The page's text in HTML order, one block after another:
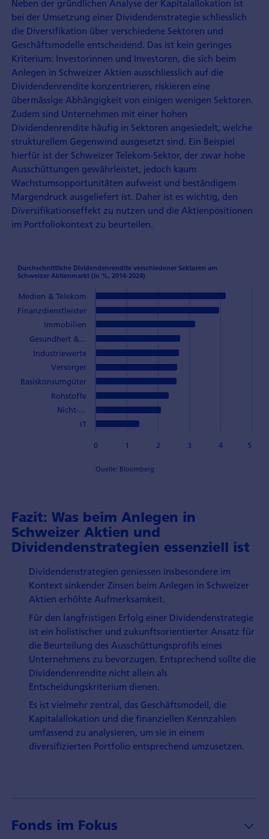
Neben der gründlichen Analyse der Kapitalallokation ist
bei der Umsetzung einer Dividendenstrategie schliesslich
die Diversifikation über verschiedene Sektoren und
Geschäftsmodelle entscheidend. Das ist kein geringes
Kriterium: Investorinnen und Investoren, die sich beim
Anlegen in Schweizer Aktien ausschliesslich auf die
Dividendenrendite konzentrieren, riskieren eine
übermässige Abhängigkeit von einigen wenigen Sektoren.
Zudem sind Unternehmen mit einer hohen
Dividendenrendite häufig in Sektoren angesiedelt, welche
strukturellem Gegenwind ausgesetzt sind. Ein Beispiel
hierfür ist der Schweizer Telekom-Sektor, der zwar hohe
Ausschüttungen gewährleistet, jedoch kaum
Wachstumsopportunitäten aufweist und beständigem
Margendruck ausgeliefert ist. Daher ist es wichtig, den
Diversifikationseffekt zu nutzen und die Aktienpositionen
im Portfoliokontext zu beurteilen.
Durchschnittliche Dividendenrendite verschiedener Sektoren am
Schweizer Aktienmarkt (in %, 2014-2024)
0 1 2 3 4 5
Medien & Telekom
Finanzdienstleister
Immobilien
Gesundheit &…
Industriewerte
Versorger
Basiskonsumgüter
Rohstoffe
Nicht-…
IT
Quelle: Bloomberg
Fazit: Was beim Anlegen in
Schweizer Aktien und
Dividendenstrategien essenziell ist
Dividendenstrategien geniessen insbesondere im
Kontext sinkender Zinsen beim Anlegen in Schweizer
Aktien erhöhte Aufmerksamkeit.
Für den langfristigen Erfolg einer Dividendenstrategie
ist ein holistischer und zukunftsorientierter Ansatz für
die Beurteilung des Ausschüttungsprofils eines
Unternehmens zu bevorzugen. Entsprechend sollte die
Dividendenrendite nicht allein als
Entscheidungskriterium dienen.
Es ist vielmehr zentral, das Geschäftsmodell, die
Kapitalallokation und die finanziellen Kennzahlen
umfassend zu analysieren, um sie in einem
diversifizierten Portfolio entsprechend umzusetzen.
Fonds im Fokus